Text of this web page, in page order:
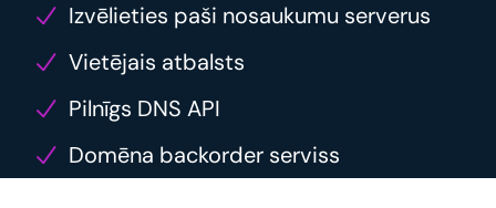
Izvēlieties paši nosaukumu serverus
Vietējais atbalsts
Pilnīgs DNS API
Domēna backorder serviss